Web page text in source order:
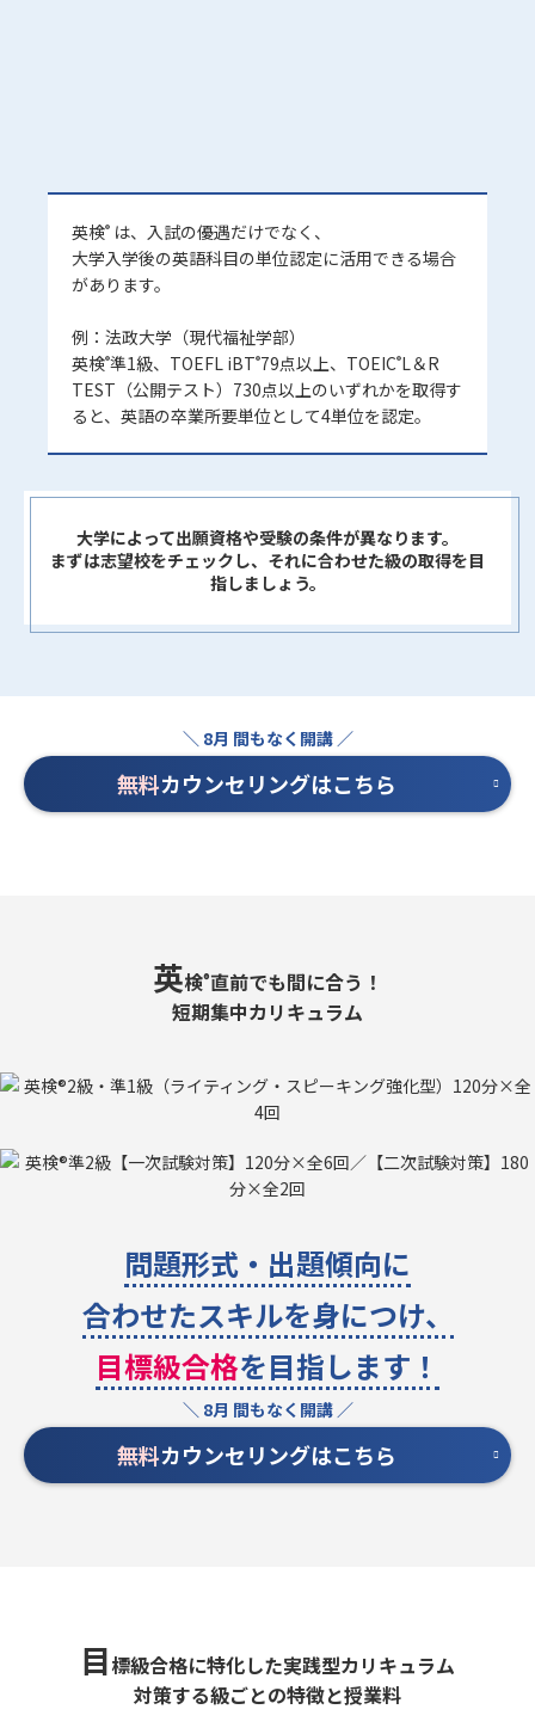
英検® は、入試の優遇だけでなく、
大学入学後の英語科目の単位認定に活用できる場合
があります。
例：法政大学（現代福祉学部）
英検®準1級、TOEFL iBT®79点以上、TOEIC®L＆R
TEST（公開テスト）730点以上のいずれかを取得す
ると、英語の卒業所要単位として4単位を認定。
大学によって出願資格や受験の条件が異なります。
まずは志望校をチェックし、それに合わせた級の取得を目
指しましょう。
無料カウンセリングはこちら
英検®直前でも間に合う！
短期集中カリキュラム
問題形式・出題傾向に
合わせたスキルを身につけ、
目標級合格を目指します！
無料カウンセリングはこちら
目標級合格に特化した実践型カリキュラム
対策する級ごとの特徴と授業料